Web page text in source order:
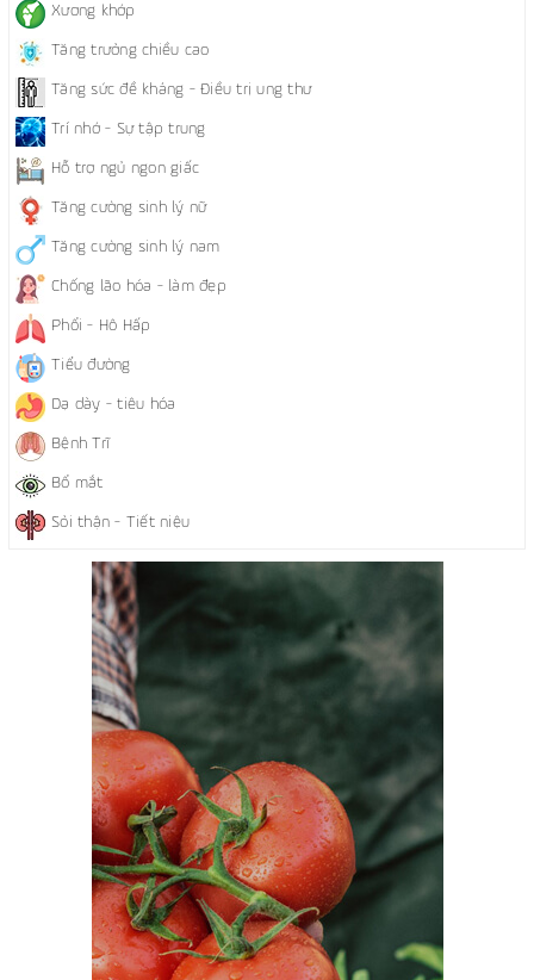
Xương khớp
Tăng trưởng chiều cao
Tăng sức đề kháng - Điều trị ung thư
Trí nhớ - Sự tập trung
Hỗ trợ ngủ ngon giấc
Tăng cường sinh lý nữ
Tăng cường sinh lý nam
Chống lão hóa - làm đẹp
Phổi - Hô Hấp
Tiểu đường
Dạ dày - tiêu hóa
Bệnh Trĩ
Bổ mắt
Sỏi thận - Tiết niệu